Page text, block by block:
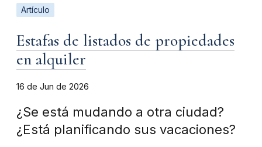
Artículo
Estafas de listados de propiedades
en alquiler
16 de Jun de 2026
¿Se está mudando a otra ciudad?
¿Está planificando sus vacaciones?